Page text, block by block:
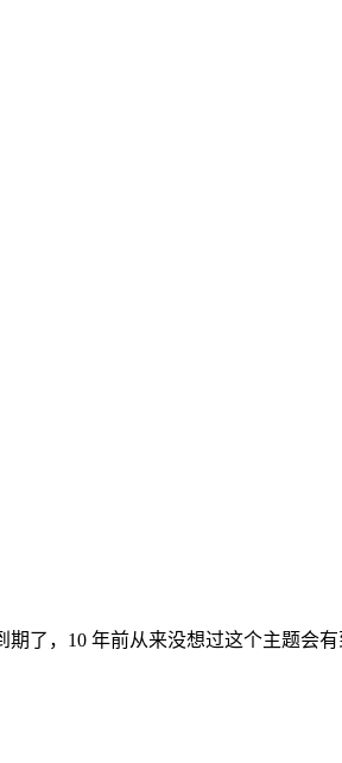
了，10 年前从来没想过这个主题会